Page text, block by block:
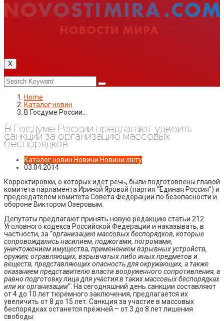
X
Home
Каталог новин
В Госдуме России…
В Госдуме России предлагают удвоить
санкции за организацию массовых
беспорядков
Каталог новин Новини Новини світу
03.04.2014
Корректировки, о которых идет речь, были подготовлены главой
комитета парламента Ириной Яровой (партия “Единая Россия”) и
председателем комитета Совета Федерации по безопасности и
обороне Виктором Озеровым.
Депутаты предлагают принять новую редакцию статьи 212
Уголовного кодекса Российской Федерации и наказывать, в
частности, за “организацию массовых беспорядков, которые
сопровождались насилием, поджогами, погромами,
уничтожением имущества, применением взрывных устройств,
оружия, отравляющих, взрывчатых либо иных предметов и
веществ, представляющих опасность для окружающих, а также
оказанием представителю власти вооруженного сопротивления, а
равно подготовку лица для участия в таких массовых беспорядках
или их организации“. На сегодняшний день санкции составляют
от 4 до 10 лет тюремного заключения, предлагается их
увеличить от 8 до 15 лет. Санкция за участие в массовых
беспорядках останется прежней – от 3 до 8 лет лишения
свободы.